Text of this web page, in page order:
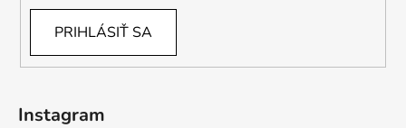
PRIHLÁSIŤ SA
Instagram